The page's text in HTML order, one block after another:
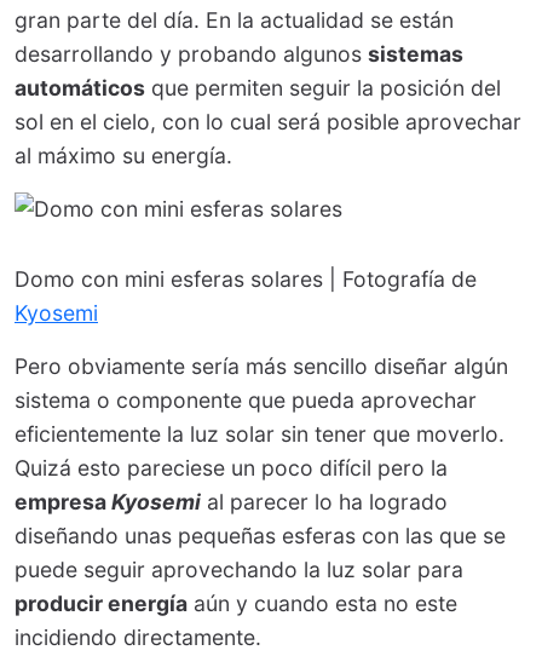
gran parte del día. En la actualidad se están
desarrollando y probando algunos sistemas
automáticos que permiten seguir la posición del
sol en el cielo, con lo cual será posible aprovechar
al máximo su energía.
Domo con mini esferas solares | Fotografía de
Kyosemi
Pero obviamente sería más sencillo diseñar algún
sistema o componente que pueda aprovechar
eficientemente la luz solar sin tener que moverlo.
Quizá esto pareciese un poco difícil pero la
empresaKyosemi al parecer lo ha logrado
diseñando unas pequeñas esferas con las que se
puede seguir aprovechando la luz solar para
producir energía aún y cuando esta no este
incidiendo directamente.